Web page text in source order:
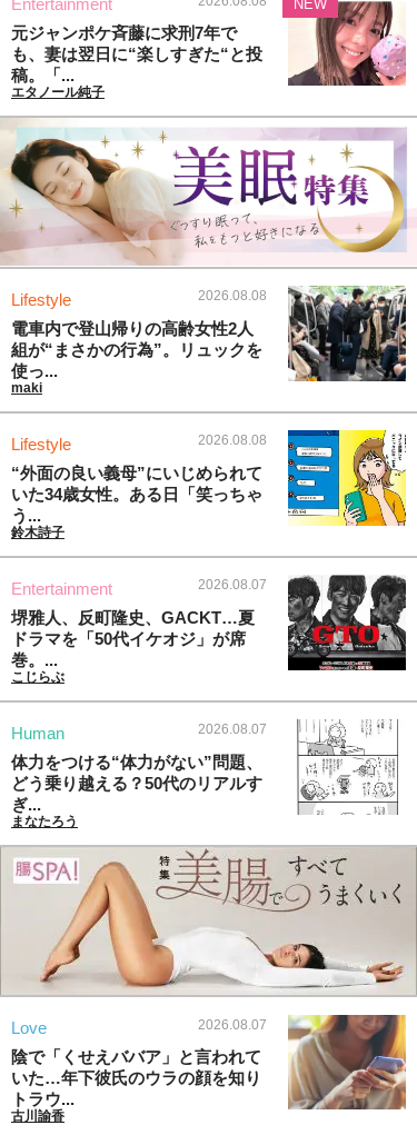
Entertainment
元ジャンポケ斉藤に求刑7年で
も、妻は翌日に“楽しすぎた“と投
稿。「...
エタノール純子
NEW
Lifestyle 2026.08.08
電車内で登山帰りの高齢女性2人
組が“まさかの行為”。リュックを
使っ...
maki
Lifestyle 2026.08.08
“外面の良い義母”にいじめられて
いた34歳女性。ある日「笑っちゃ
う...
鈴木詩子
Entertainment 2026.08.07
堺雅人、反町隆史、GACKT…夏
ドラマを「50代イケオジ」が席
巻。...
こじらぶ
Human 2026.08.07
体力をつける“体力がない”問題、
どう乗り越える？50代のリアルす
ぎ...
まなたろう
Love 2026.08.07
陰で「くせえババア」と言われて
いた…年下彼氏のウラの顔を知り
トラウ...
古川諭香